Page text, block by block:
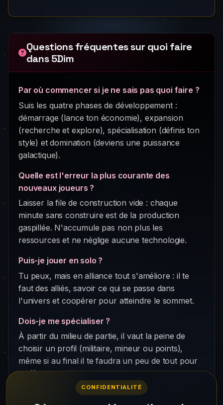
Questions fréquentes sur quoi faire
dans 5Dim
Par où commencer si je ne sais pas quoi faire ?
Suis les quatre phases de développement :
démarrage (lance ton économie), expansion
(recherche et explore), spécialisation (définis ton
style) et domination (deviens une puissance
galactique).
Quelle est l'erreur la plus courante des
nouveaux joueurs ?
Laisser la file de construction vide : chaque
minute sans construire est de la production
gaspillée. N'accumule pas non plus les
ressources et ne néglige aucune technologie.
Puis-je jouer en solo ?
Tu peux, mais en alliance tout s'améliore : il te
faut des alliés, savoir ce qui se passe dans
l'univers et coopérer pour atteindre le sommet.
Dois-je me spécialiser ?
À partir du milieu de partie, il vaut la peine de
choisir un profil (militaire, mineur ou points),
même si au final il te faudra un peu de tout pour
te démarquer.
CONFIDENTIALITÉ